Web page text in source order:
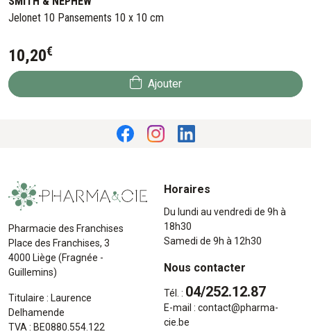
Jelonet 10 Pansements 10 x 10 cm
10,20€
Ajouter
Pharmacie des Franchises
Place des Franchises, 3
4000 Liège (Fragnée -
Guillemins)
Titulaire : Laurence
Delhamende
TVA : BE0880.554.122
Horaires
Du lundi au vendredi de 9h à
18h30
Samedi de 9h à 12h30
Nous contacter
Tél. : 04/252.12.87
E-mail : contact@pharma-
cie.be